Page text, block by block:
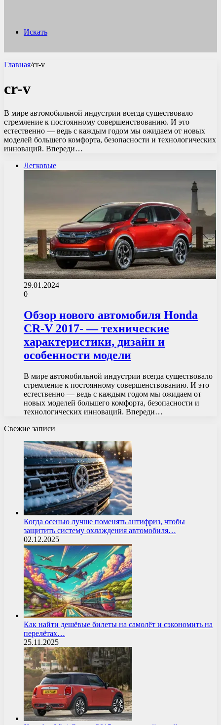
Искать
Главная/cr-v
cr-v
В мире автомобильной индустрии всегда существовало
стремление к постоянному совершенствованию. И это
естественно — ведь с каждым годом мы ожидаем от новых
моделей большего комфорта, безопасности и технологических
инноваций. Впереди…
Легковые
29.01.2024
0
Обзор нового автомобиля Honda
CR-V 2017- — технические
характеристики, дизайн и
особенности модели
В мире автомобильной индустрии всегда существовало
стремление к постоянному совершенствованию. И это
естественно — ведь с каждым годом мы ожидаем от
новых моделей большего комфорта, безопасности и
технологических инноваций. Впереди…
Свежие записи
Когда осенью лучше поменять антифриз, чтобы
защитить систему охлаждения автомобиля…
02.12.2025
Как найти дешёвые билеты на самолёт и сэкономить на
перелётах…
25.11.2025